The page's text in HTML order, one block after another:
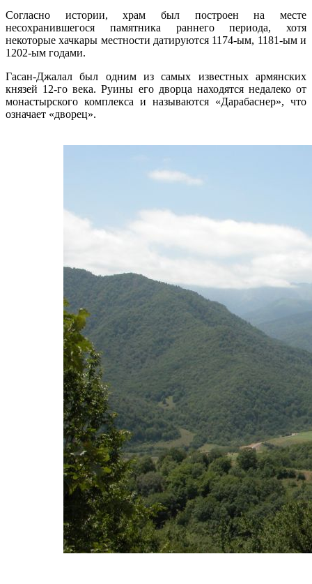
Согласно истории, храм был построен на месте
несохранившегося памятника раннего периода, хотя
некоторые хачкары местности датируются 1174-ым, 1181-ым и
1202-ым годами.
Гасан-Джалал был одним из самых известных армянских
князей 12-го века. Руины его дворца находятся недалеко от
монастырского комплекса и называются «Дарабаснер», что
означает «дворец».